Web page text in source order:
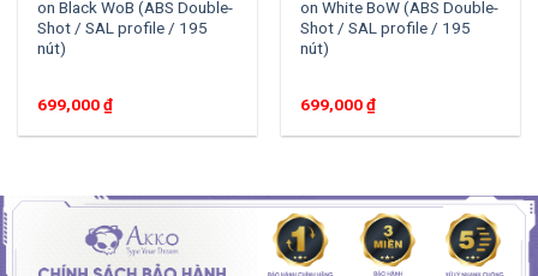
on Black WoB (ABS Double-
Shot / SAL profile / 195
nút)
699,000₫
on White BoW (ABS Double-
Shot / SAL profile / 195
nút)
699,000₫